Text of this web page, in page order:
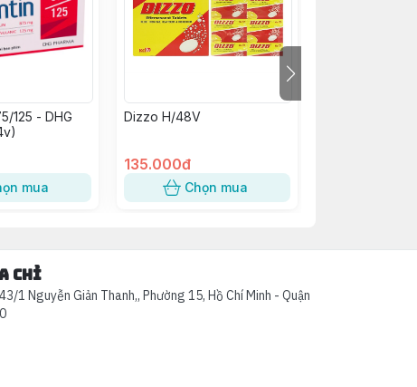
125 - DHG
mua
Dizzo H/48V
135.000đ
Chọn mua
chỉ
1 Nguyễn Giản Thanh,, Phường 15, Hồ Chí Minh - Quận